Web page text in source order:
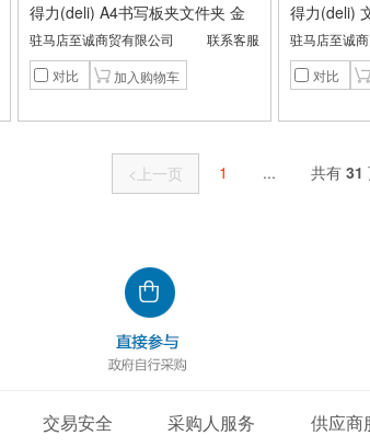
得力(deli) A4书写板夹文件夹 金
属强力夹塑料文件夹菜单夹 多功
能写字考试垫板 办公学习用品924
8白色
驻马店至诚商贸有限公司
联系客服
对比
得力(deli)
个/包 透明
驻马店至诚
对比
<上一页 1 ... 共有 31
交易安全 采购人服务 供应商